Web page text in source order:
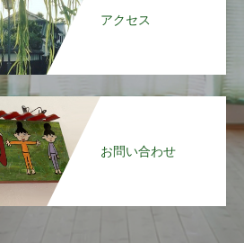
アクセス
お問い合わせ